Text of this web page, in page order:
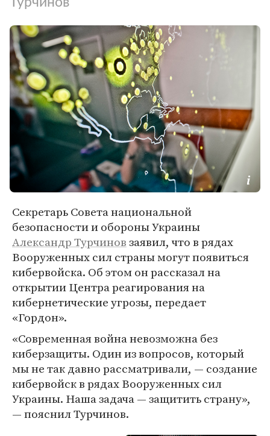
Секретарь Совета национальной
безопасности и обороны Украины
Александр Турчиновзаявил, что в рядах
Вооруженных сил страны могут появиться
кибервойска. Об этом он рассказал на
открытии Центра реагирования на
кибернетические угрозы, передает
«Гордон».
«Современная война невозможна без
киберзащиты. Один из вопросов, который
мы не так давно рассматривали, — создание
кибервойск в рядах Вооруженных сил
Украины. Наша задача — защитить страну»,
— пояснил Турчинов.